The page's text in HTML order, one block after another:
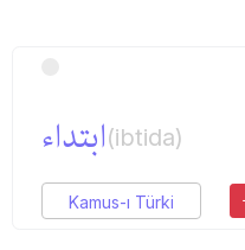
ابتداء(ibtida)
Kamus-ı Türki